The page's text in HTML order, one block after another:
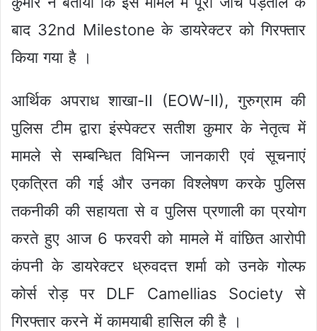
बाद 32nd Milestone के डायरेक्टर को गिरफ्तार
किया गया है ।
आर्थिक अपराध शाखा-II (EOW-II), गुरुग्राम की
पुलिस टीम द्वारा इंस्पेक्टर सतीश कुमार के नेतृत्व में
मामले से सम्बन्धित विभिन्न जानकारी एवं सूचनाएं
एकत्रित की गई और उनका विश्लेषण करके पुलिस
तकनीकी की सहायता से व पुलिस प्रणाली का प्रयोग
करते हुए आज 6 फरवरी को मामले में वांछित आरोपी
कंपनी के डायरेक्टर ध्रुवदत्त शर्मा को उनके गोल्फ
कोर्स रोड़ पर DLF Camellias Society से
गिरफ्तार करने में कामयाबी हासिल की है ।